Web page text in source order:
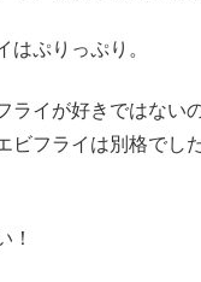
はぷりっぷり。
ライが好きではない
ビフライは別格でした
！